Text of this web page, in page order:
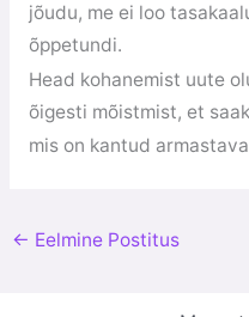
jõudu, me ei loo
õppetundi.
Head kohanemist uute
õigesti mõistmist, et
mis on kantud
← Eelmine Postitus